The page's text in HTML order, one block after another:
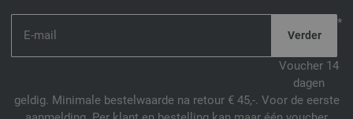
*
Voucher 14
dagen
geldig. Minimale bestelwaarde na retour € 45,-. Voor de eerste